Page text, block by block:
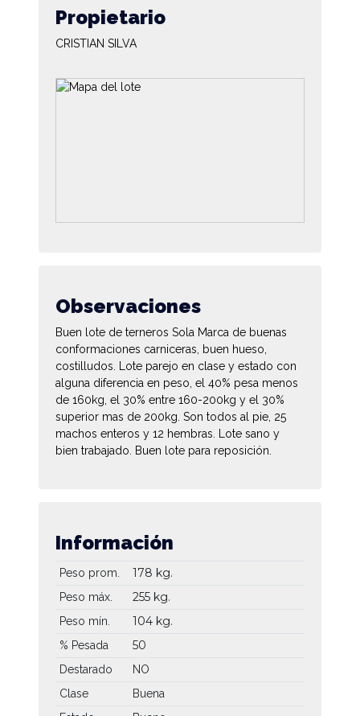
Propietario
CRISTIAN SILVA
Observaciones
Buen lote de terneros Sola Marca de buenas
conformaciones carniceras, buen hueso,
costilludos. Lote parejo en clase y estado con
alguna diferencia en peso, el 40% pesa menos
de 160kg, el 30% entre 160-200kg y el 30%
superior mas de 200kg. Son todos al pie, 25
machos enteros y 12 hembras. Lote sano y
bien trabajado. Buen lote para reposición.
Información
Peso prom. 178 kg.
Peso máx. 255 kg.
Peso mín. 104 kg.
% Pesada 50
Destarado
NO
Clase
Buena